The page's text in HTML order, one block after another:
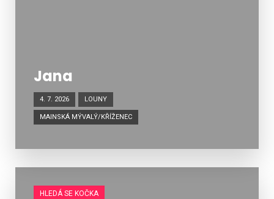
Jana
4. 7. 2026 LOUNY
MAINSKÁ MÝVALÝ/KŘÍŽENEC
HLEDÁ SE KOČKA